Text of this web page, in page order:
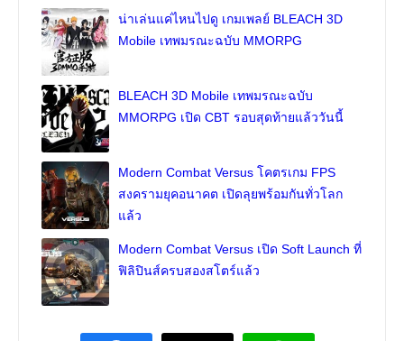
น่าเล่นแค่ไหนไปดู เกมเพลย์ BLEACH 3D
Mobile เทพมรณะฉบับ MMORPG
BLEACH 3D Mobile เทพมรณะฉบับ
MMORPG เปิด CBT รอบสุดท้ายแล้ววันนี้
Modern Combat Versus โคตรเกม FPS
สงครามยุคอนาคต เปิดลุยพร้อมกันทั่วโลก
แล้ว
Modern Combat Versus เปิด Soft Launch ที่
ฟิลิปินส์ครบสองสโตร์แล้ว